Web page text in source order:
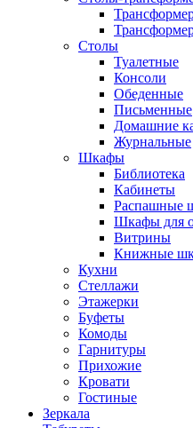
Столы
Туалетные
Консоли
Обеденные
Письменные
Домашние
Журнальные
Шкафы
Библиотека
Кабинеты
Распашные
Шкафы для
Витрины
Книжные
Кухни
Стеллажи
Этажерки
Буфеты
Комоды
Гарнитуры
Прихожие
Кровати
Гостиные
Зеркала